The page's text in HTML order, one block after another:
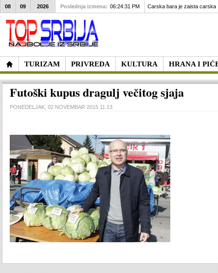
TURIZAM PRIVREDA KULTURA HRANA I
08 09 2026 Poslednja izmena: 06:24:31 PM Carska bara je zaista carska
Futoški kupus dragulj večitog sjaja
PONEDELJAK, 02 NOVEMBAR 2015 11:13